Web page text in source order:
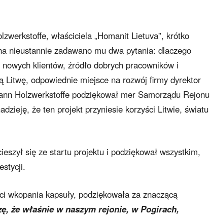
właściciela „Homanit Lietuva”, krótko
nieustannie zadawano mu dwa pytania: dlaczego
klientów, źródło dobrych pracowników i
Litwę, odpowiednie miejsce na rozwój firmy dyrektor
Holzwerkstoffe podziękował mer Samorządu Rejonu
że ten projekt przyniesie korzyści Litwie, światu
się ze startu projektu i podziękował wszystkim,
kapsuły, podziękowała za znaczącą
że właśnie w naszym rejonie, w Pogirach,